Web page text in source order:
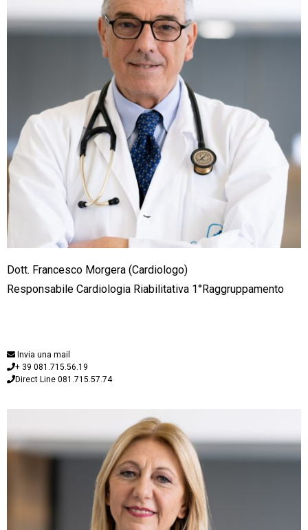
Dott. Francesco Morgera (Cardiologo)
Responsabile Cardiologia Riabilitativa 1°Raggruppamento
Invia una mail
+ 39 081.715.56.19
Direct Line 081.715.57.74